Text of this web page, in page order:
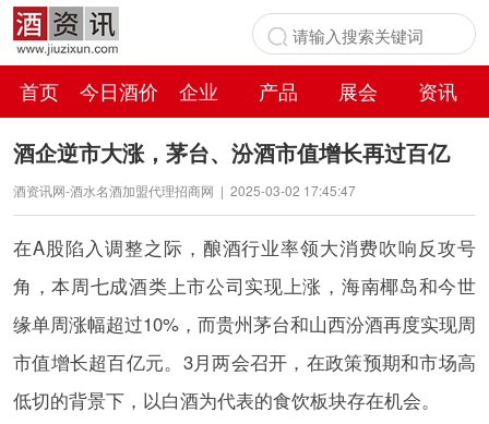
首页 今日酒价 企业 产品 展会
资讯
百科
酒企逆市大涨，茅台、汾酒市值增长再过百亿
酒资讯网-酒水名酒加盟代理招商网 | 2025-03-02 17:45:47
在A股陷入调整之际，酿酒行业率领大消费吹响反攻号
角，本周七成酒类上市公司实现上涨，海南椰岛和今世
缘单周涨幅超过10%，而贵州茅台和山西汾酒再度实现周
市值增长超百亿元。3月两会召开，在政策预期和市场高
低切的背景下，以白酒为代表的食饮板块存在机会。